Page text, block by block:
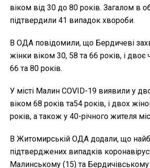
віком від 30 до 80 років. Загалом в
підтвердили 41 випадок хвороби.
В ОДА повідомили, що Бердичеві
жінки віком 30, 58 та 66 років, і двоє
66 та 80 років.
У місті Малин COVID-19 виявили у
віком 68 років та54 років, і двох
років, а також у 40-річного жителя
В Житомирській ОДА додали, що
підтверджених випадків
Малинському (15) та Бердичівському